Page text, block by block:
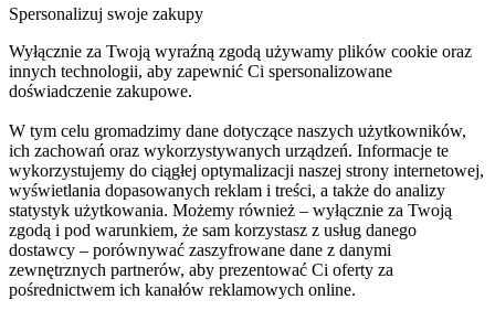
Spersonalizuj swoje zakupy
Wyłącznie za Twoją wyraźną zgodą używamy plików cookie oraz
innych technologii, aby zapewnić Ci spersonalizowane
doświadczenie zakupowe.
W tym celu gromadzimy dane dotyczące naszych użytkowników,
ich zachowań oraz wykorzystywanych urządzeń. Informacje te
wykorzystujemy do ciągłej optymalizacji naszej strony internetowej,
wyświetlania dopasowanych reklam i treści, a także do analizy
statystyk użytkowania. Możemy również – wyłącznie za Twoją
zgodą i pod warunkiem, że sam korzystasz z usług danego
dostawcy – porównywać zaszyfrowane dane z danymi
zewnętrznych partnerów, aby prezentować Ci oferty za
pośrednictwem ich kanałów reklamowych online.